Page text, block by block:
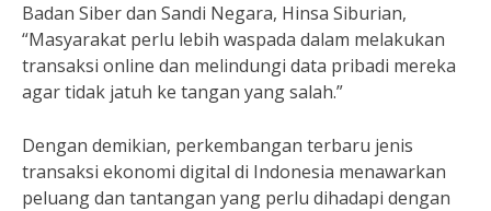
Badan Siber dan Sandi Negara, Hinsa Siburian,
“Masyarakat perlu lebih waspada dalam melakukan
transaksi online dan melindungi data pribadi mereka
agar tidak jatuh ke tangan yang salah.”
Dengan demikian, perkembangan terbaru jenis
transaksi ekonomi digital di Indonesia menawarkan
peluang dan tantangan yang perlu dihadapi dengan